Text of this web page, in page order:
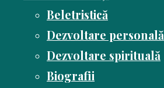
Beletristică
Dezvoltare personală
Dezvoltare spirituală
Biografii